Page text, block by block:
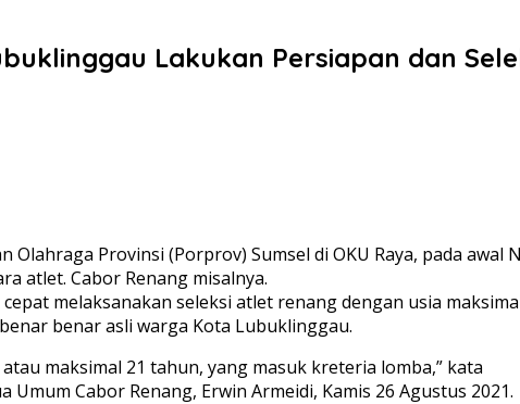
Lakukan Persiapan dan
Olahraga Provinsi (Porprov) Sumsel di OKU Raya, pada
atlet. Cabor Renang misalnya.
melaksanakan seleksi atlet renang dengan usia
benar asli warga Kota Lubuklinggau.
maksimal 21 tahun, yang masuk kreteria lomba,” kata
Cabor Renang, Erwin Armeidi, Kamis 26 Agustus 2021.